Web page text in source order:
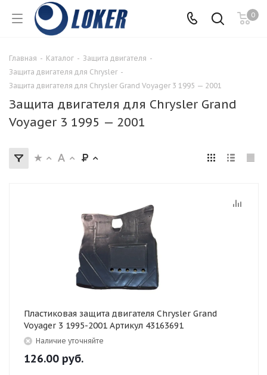
0
Главная - Каталог - Защита двигателя -
Защита двигателя для Chrysler -
Защита двигателя для Chrysler Grand Voyager 3 1995 — 2001
Защита двигателя для Chrysler Grand
Voyager 3 1995 — 2001
Пластиковая защита двигателя Chrysler Grand
Voyager 3 1995-2001 Артикул 43163691
Наличие уточняйте
126.00 руб.